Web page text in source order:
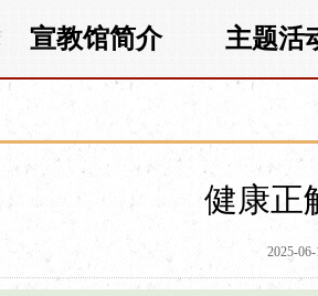
宣教馆简介 主题活
健康正
2025-